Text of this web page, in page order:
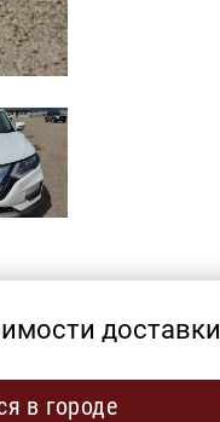
доставки
в городе